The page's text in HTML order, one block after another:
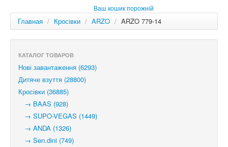
РОС
Ваш кошик порожній
Главная / Кросівки / ARZO / ARZO 779-14
КАТАЛОГ ТОВАРОВ
Нові завантаження (6293)
Дитяче взуття (28800)
Кросівки (36885)
→ BAAS (928)
→ SUPO-VEGAS (1449)
→ ANDA (1326)
→ Sen.dini (749)